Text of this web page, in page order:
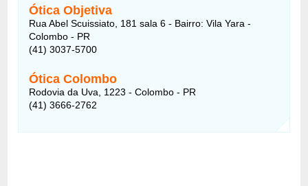
Ótica Objetiva
Rua Abel Scuissiato, 181 sala 6 - Bairro: Vila Yara -
Colombo - PR
(41) 3037-5700
Ótica Colombo
Rodovia da Uva, 1223 - Colombo - PR
(41) 3666-2762